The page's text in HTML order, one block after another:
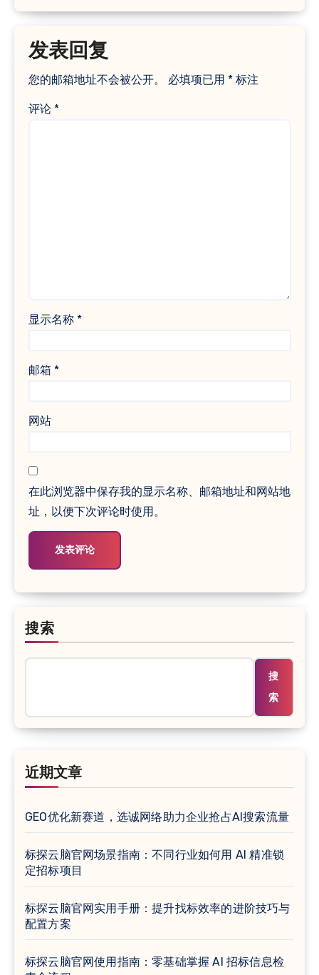
发表回复
您的邮箱地址不会被公开。 必填项已用 *标注
评论 *
显示名称 *
邮箱 *
网站
在此浏览器中保存我的显示名称、邮箱地址和网站地
址，以便下次评论时使用。
搜索
搜
索
近期文章
GEO优化新赛道，选诚网络助力企业抢占AI搜索流量
标探云脑官网场景指南：不同行业如何用 AI 精准锁
定招标项目
标探云脑官网实用手册：提升找标效率的进阶技巧与
配置方案
标探云脑官网使用指南：零基础掌握 AI 招标信息检